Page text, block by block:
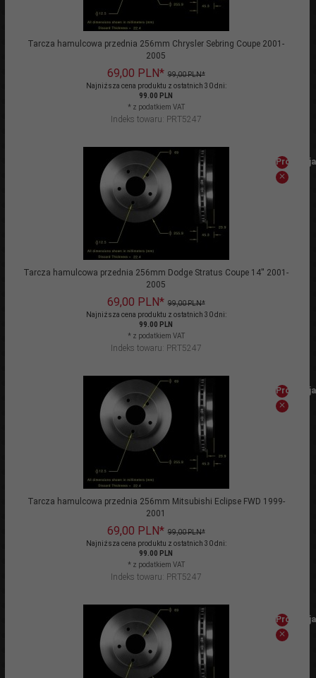
Tarcza hamulcowa przednia 256mm Chrysler Sebring Coupe 2001-
2005
69,00 PLN* 99,00 PLN*
Najniższa cena produktu z ostatnich 30 dni:
99.00 PLN
* z podatkiem VAT
Indeks towaru: PRT5247
Promocja
Tarcza hamulcowa przednia 256mm Dodge Stratus Coupe 14'' 2001-
2005
69,00 PLN* 99,00 PLN*
Najniższa cena produktu z ostatnich 30 dni:
99.00 PLN
* z podatkiem VAT
Indeks towaru: PRT5247
Promocja
Tarcza hamulcowa przednia 256mm Mitsubishi Eclipse FWD 1999-
2001
69,00 PLN* 99,00 PLN*
Najniższa cena produktu z ostatnich 30 dni:
99.00 PLN
* z podatkiem VAT
Indeks towaru: PRT5247
Promocja